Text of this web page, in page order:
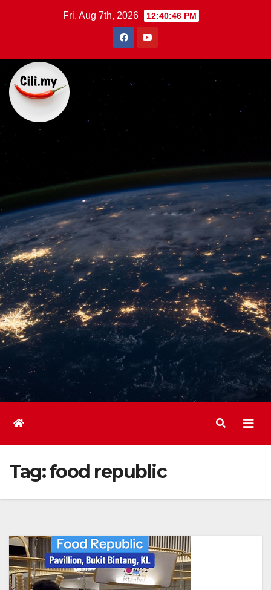
Fri. Aug 7th, 2026 12:40:47 PM
Tag:food republic